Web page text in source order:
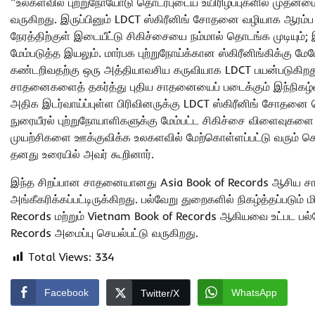
வருகிறது. இருப்பினும் LDCT ஸ்கிரீனிங் சோதனை வழியாக
நேரத்திற்குள் இடையீட்டு சிகிச்சையை நம்மால் தொடங்க
மேம்படுத்த இயலும். மார்பக புற்றுநோய்க்கான ஸ்கிரீனிங்கிக்கு
கண்டறிவதற்கு ஒரு அத்தியாவசிய கருவியாக LDCT
சாதனைகளைத் தகர்த்து புதிய சாதனையைப் படைக்கும் இந்நிகழ்வு
அதிக இடர்வாய்ப்புள்ள பிரிவினருக்கு LDCT ஸ்கிரீனிங்
நுரையீரல் புற்றுநோயாளிகளுக்கு மேம்பட்ட சிகிச்சை
முயற்சிகளை ஊக்குவிக்க உலகளவில் மேற்கொள்ளப்பட்டு வரும்
தனது உரையில் அவர் கூறினார்.
இந்த சிறப்பான சாதனையானது Asia Book of Records
அங்கீகரிக்கப்பட்டிருக்கிறது. பல்வேறு துறைகளில்
Records மற்றும் Vietnam Book of Records ஆகியவை உட்பட
Records அமைப்பு செயல்பட்டு வருகிறது.
Total Views: 334
Facebook Twitter/X WhatsApp